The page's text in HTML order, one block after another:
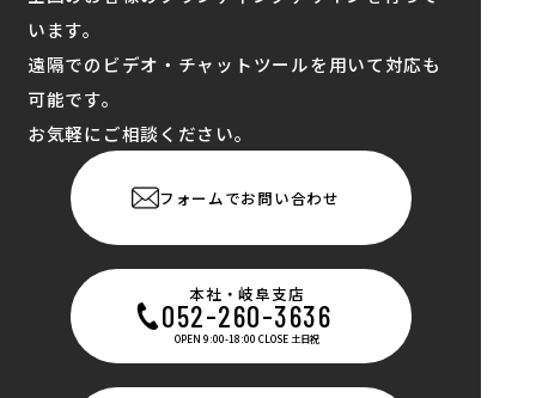
います。
遠隔でのビデオ・チャットツールを用いて対応も
可能です。
お気軽にご相談ください。
フォームでお問い合わせ
本社・岐阜支店
052-260-3636
OPEN 9:00-18:00 CLOSE 土日祝